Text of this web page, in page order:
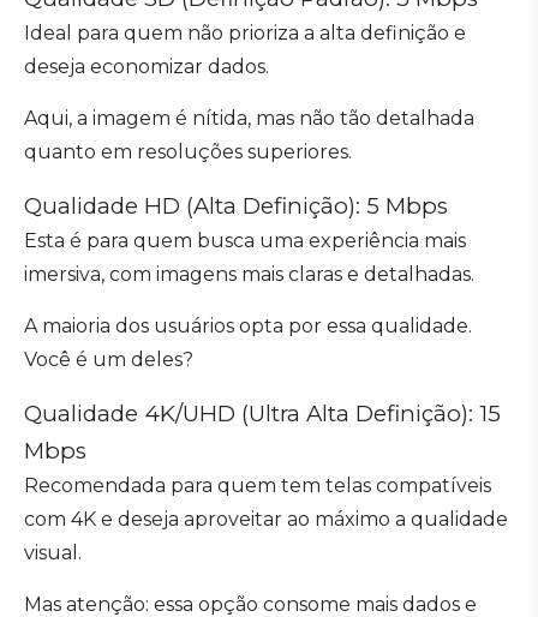
Ideal para quem não prioriza a alta definição e
deseja economizar dados.
Aqui, a imagem é nítida, mas não tão detalhada
quanto em resoluções superiores.
Qualidade HD (Alta Definição): 5 Mbps
Esta é para quem busca uma experiência mais
imersiva, com imagens mais claras e detalhadas.
A maioria dos usuários opta por essa qualidade.
Você é um deles?
Qualidade 4K/UHD (Ultra Alta Definição): 15
Mbps
Recomendada para quem tem telas compatíveis
com 4K e deseja aproveitar ao máximo a qualidade
visual.
Mas atenção: essa opção consome mais dados e